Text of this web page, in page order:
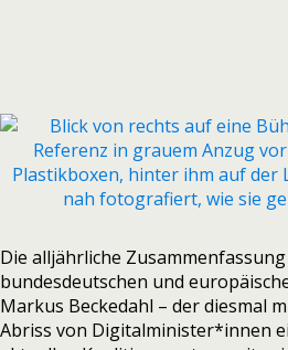
Die alljährliche
bundesdeutschen und
Markus Beckedahl – der diesmal
Abriss von Digitalminister*innen